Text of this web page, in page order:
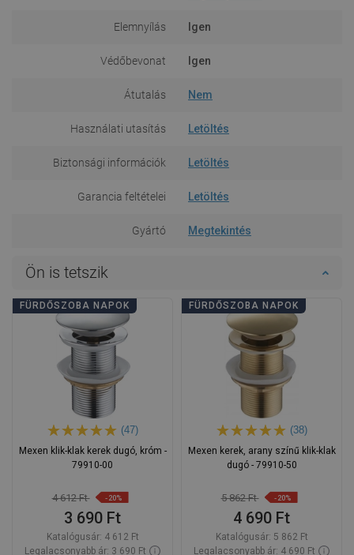
Elemnyílás Igen
Védőbevonat Igen
Átutalás Nem
Használati utasítás Letöltés
Biztonsági információk Letöltés
Garancia feltételei Letöltés
Gyártó Megtekintés
Ön is tetszik
FÜRDŐSZOBA NAPOK
(47)
Mexen klik-klak kerek dugó, króm -
79910-00
4 612 Ft -20%
3 690 Ft
Katalógusár: 4 612 Ft
Legalacsonyabb ár: 3 690 Ft
FÜRDŐSZOBA NAPOK
(38)
Mexen kerek, arany színű klik-klak
dugó - 79910-50
5 862 Ft -20%
4 690 Ft
Katalógusár: 5 862 Ft
Legalacsonyabb ár: 4 690 Ft